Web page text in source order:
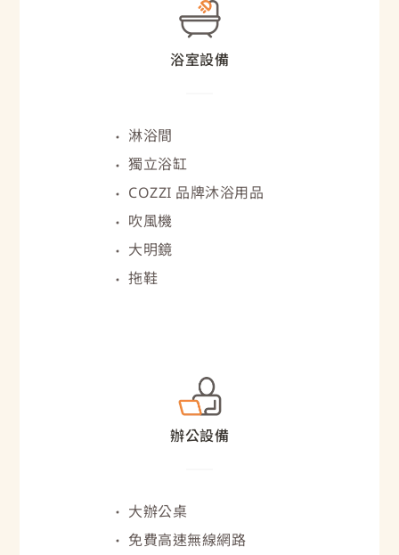
浴室設備
淋浴間
獨立浴缸
COZZI 品牌沐浴用品
吹風機
大明鏡
拖鞋
辦公設備
大辦公桌
免費高速無線網路